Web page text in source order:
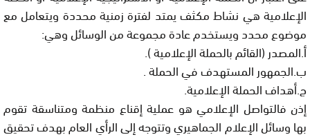
الإعلامية هي نشاط مكثف يمتد لفترة زمنية محددة ويتعامل مع
موضوع محدد ويستخدم عادة مجموعة من الوسائل وهي:
أ.المصدر (القائم بالحملة الإعلامية ).
ب.الجمهور المستهدف في الحملة .
ج.أهداف الحملة الإعلامية.
إذن فالتواصل الإعلامي هو عملية إقناع منظمة ومتناسقة تقوم
بها وسائل الإعلام الجماهيري وتتوجه إلى الرأي العام بهدف تحقيق